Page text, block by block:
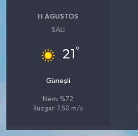
11 AĞUSTOS
SALI
21 °
Güneşli
Nem: %72
Rüzgar: 7.50 m/s